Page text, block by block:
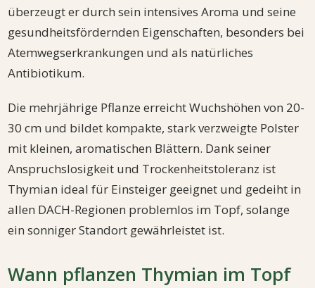
überzeugt er durch sein intensives Aroma und seine
gesundheitsfördernden Eigenschaften, besonders bei
Atemwegserkrankungen und als natürliches
Antibiotikum.
Die mehrjährige Pflanze erreicht Wuchshöhen von 20-
30 cm und bildet kompakte, stark verzweigte Polster
mit kleinen, aromatischen Blättern. Dank seiner
Anspruchslosigkeit und Trockenheitstoleranz ist
Thymian ideal für Einsteiger geeignet und gedeiht in
allen DACH-Regionen problemlos im Topf, solange
ein sonniger Standort gewährleistet ist.
Wann pflanzen Thymian im Topf